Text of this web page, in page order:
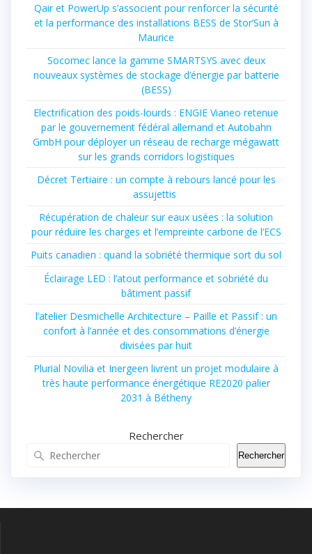
Qair et PowerUp s’associent pour renforcer la sécurité
et la performance des installations BESS de Stor’Sun à
Maurice
Socomec lance la gamme SMARTSYS avec deux
nouveaux systèmes de stockage d’énergie par batterie
(BESS)
Electrification des poids-lourds : ENGIE Vianeo retenue
par le gouvernement fédéral allemand et Autobahn
GmbH pour déployer un réseau de recharge mégawatt
sur les grands corridors logistiques
Décret Tertiaire : un compte à rebours lancé pour les
assujettis
Récupération de chaleur sur eaux usées : la solution
pour réduire les charges et l’empreinte carbone de l’ECS
Puits canadien : quand la sobriété thermique sort du sol
Éclairage LED : l’atout performance et sobriété du
bâtiment passif
l’atelier Desmichelle Architecture – Paille et Passif : un
confort à l’année et des consommations d’énergie
divisées par huit
Plurial Novilia et Inergeen livrent un projet modulaire à
très haute performance énergétique RE2020 palier
2031 à Bétheny
Rechercher
Rechercher